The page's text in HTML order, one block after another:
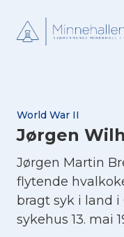
World War II
Jørgen
Jørgen Martin
flytende
bragt syk i land i
sykehus 13. mai